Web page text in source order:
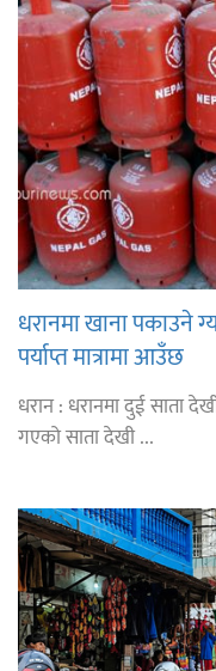
धरानमा खाना पकाउने
पर्याप्त मात्रामा आउँछ
धरान : धरानमा दुई साता
गएको साता देखी ...